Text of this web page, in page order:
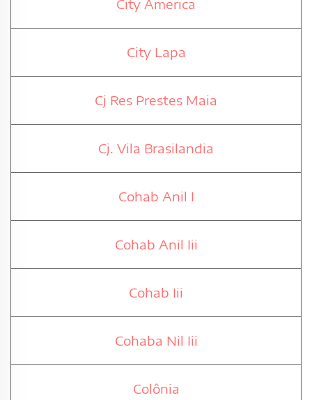
City America
City Lapa
Cj Res Prestes Maia
Cj. Vila Brasilandia
Cohab Anil I
Cohab Anil Iii
Cohab Iii
Cohaba Nil Iii
Colônia